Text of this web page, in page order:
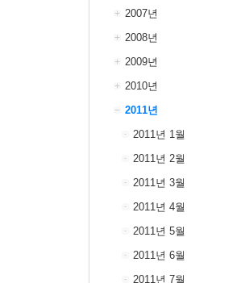
2007년
2008년
2009년
2010년
2011년
2011년 1월
2011년 2월
2011년 3월
2011년 4월
2011년 5월
2011년 6월
2011년 7월